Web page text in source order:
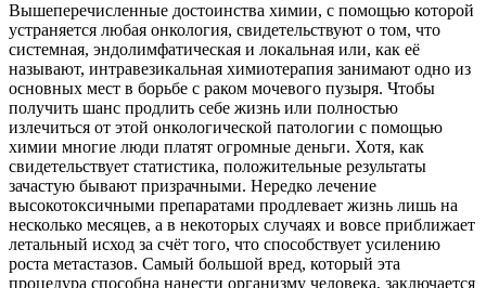
Вышеперечисленные достоинства химии, с помощью которой
устраняется любая онкология, свидетельствуют о том, что
системная, эндолимфатическая и локальная или, как её
называют, интравезикальная химиотерапия занимают одно из
основных мест в борьбе с раком мочевого пузыря. Чтобы
получить шанс продлить себе жизнь или полностью
излечиться от этой онкологической патологии с помощью
химии многие люди платят огромные деньги. Хотя, как
свидетельствует статистика, положительные результаты
зачастую бывают призрачными. Нередко лечение
высокотоксичными препаратами продлевает жизнь лишь на
несколько месяцев, а в некоторых случаях и вовсе приближает
летальный исход за счёт того, что способствует усилению
роста метастазов. Самый большой вред, который эта
процедура способна нанести организму человека, заключается